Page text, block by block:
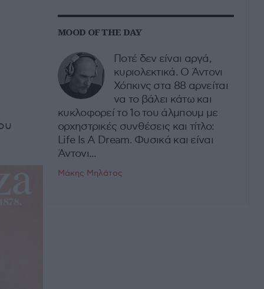
MOOD OF THE DAY
Ποτέ δεν είναι αργά,
κυριολεκτικά. Ο Άντονι
Χόπκινς στα 88 αρνείται
να το βάλει κάτω και
κυκλοφορεί το 1ο του άλμπουμ με
ορχηστρικές συνθέσεις και τίτλο:
Life Is A Dream. Φυσικά και είναι
Άντονι...
Μάκης Μηλάτος